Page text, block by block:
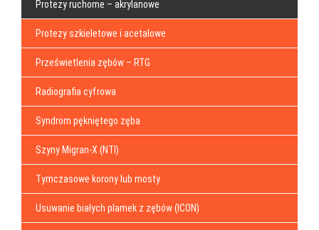
Protezy ruchome – akrylanowe
Protezy szkieletowe i acetalowe
Prześwietlenia zębów – RTG
Radiografia cyfrowa
Syndrom pękniętego zęba
Szyny Migran-X (NTI)
Tymczasowe korony lub mosty
Usuwanie białych plamek z zębów (ICON)